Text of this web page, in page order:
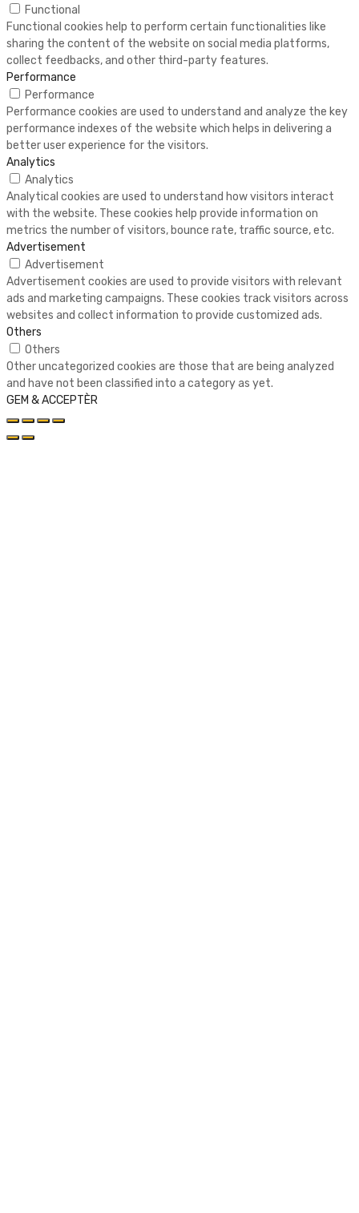
Functional
Functional cookies help to perform certain functionalities like
sharing the content of the website on social media platforms,
collect feedbacks, and other third-party features.
Performance
Performance
Performance cookies are used to understand and analyze the key
performance indexes of the website which helps in delivering a
better user experience for the visitors.
Analytics
Analytics
Analytical cookies are used to understand how visitors interact
with the website. These cookies help provide information on
metrics the number of visitors, bounce rate, traffic source, etc.
Advertisement
Advertisement
Advertisement cookies are used to provide visitors with relevant
ads and marketing campaigns. These cookies track visitors across
websites and collect information to provide customized ads.
Others
Others
Other uncategorized cookies are those that are being analyzed
and have not been classified into a category as yet.
GEM & ACCEPTÈR